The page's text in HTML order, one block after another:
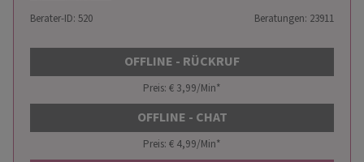
Berater-ID: 520 Beratungen: 23911
OFFLINE - RÜCKRUF
Preis: € 3,99/Min*
OFFLINE - CHAT
Preis: € 4,99/Min*